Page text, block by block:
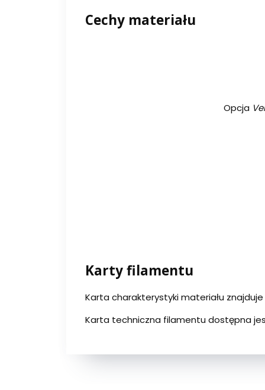
Cechy materiału
Opcja
Karty filamentu
Karta charakterystyki materiału
Karta techniczna filamentu dostępna